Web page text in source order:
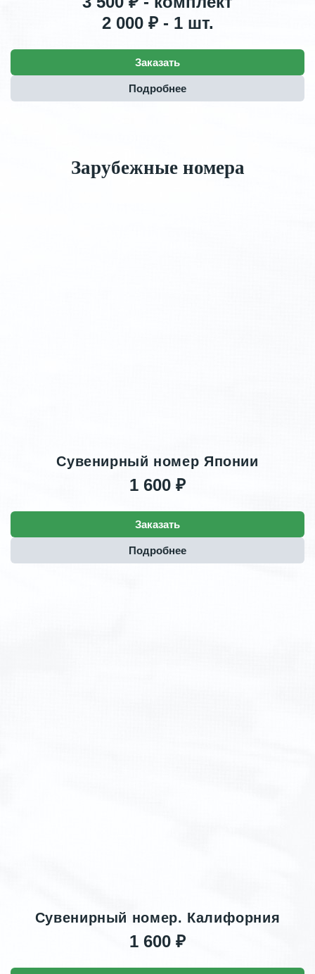
2 000 ₽ - 1 шт.
Заказать
Подробнее
Зарубежные номера
Сувенирный номер Японии
1 600 ₽
Заказать
Подробнее
Сувенирный номер. Калифорния
1 600 ₽